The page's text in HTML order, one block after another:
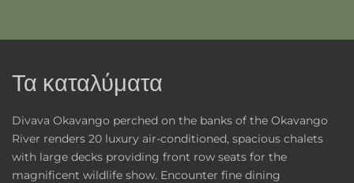
Τα καταλύματα
Divava Okavango perched on the banks of the Okavango
River renders 20 luxury air-conditioned, spacious chalets
with large decks providing front row seats for the
magnificent wildlife show. Encounter fine dining